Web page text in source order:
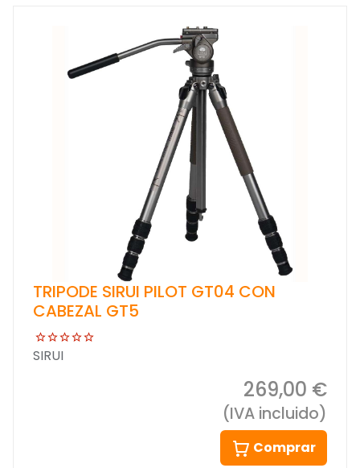
TRIPODE SIRUI PILOT GT04 CON
CABEZAL GT5
SIRUI
269,00 €
(IVA incluido)
Comprar